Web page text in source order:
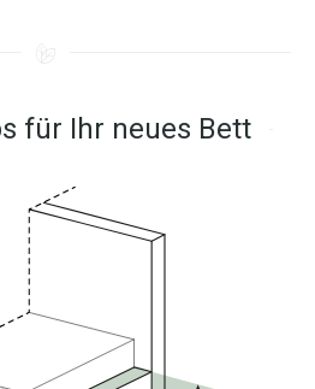
für Ihr neues Bett